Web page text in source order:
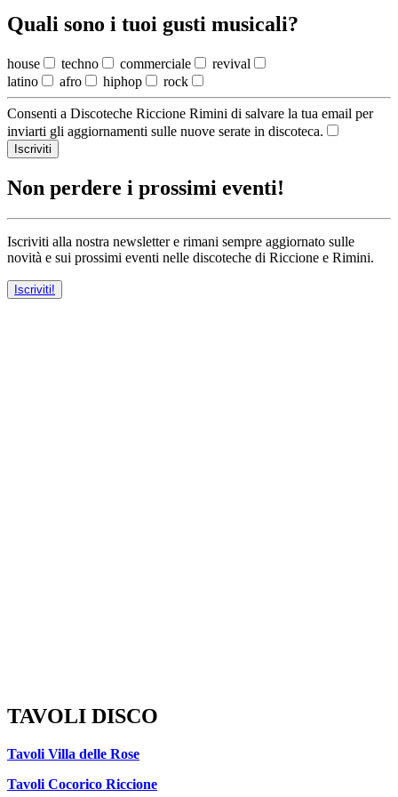
Quali sono i tuoi gusti musicali?
house techno commerciale
revival
latino
afro hiphop rock
Consenti a Discoteche Riccione Rimini di salvare la tua email per
inviarti gli aggiornamenti sulle nuove serate in discoteca.
Iscriviti
Non perdere i prossimi eventi!
Iscriviti alla nostra newsletter e rimani sempre aggiornato sulle
novità e sui prossimi eventi nelle discoteche di Riccione e Rimini.
Iscriviti!
TAVOLI DISCO
Tavoli Villa delle Rose
Tavoli Cocorico Riccione